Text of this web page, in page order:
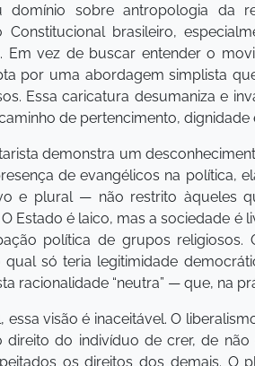
domínio sobre antropologia da
Constitucional brasileiro,
Em vez de buscar entender o
por uma abordagem simplista
Essa caricatura desumaniza e
de pertencimento, dignidade
demonstra um
de evangélicos na política,
e plural — não restrito àqueles
Estado é laico, mas a sociedade é
política de grupos
qual só teria legitimidade
racionalidade “neutra” — que, na
essa visão é inaceitável. O
direito do indivíduo de crer, de
os direitos dos demais. O